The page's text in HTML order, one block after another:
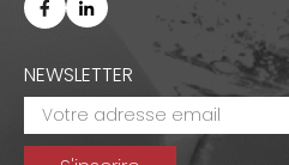
NEWSLETTER